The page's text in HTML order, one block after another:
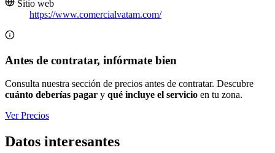
Sitio web
https://www.comercialvatam.com/
Antes de contratar, infórmate bien
Consulta nuestra sección de precios antes de contratar. Descubre
cuánto deberías pagar y qué incluye el servicio en tu zona.
Ver Precios
Datos interesantes